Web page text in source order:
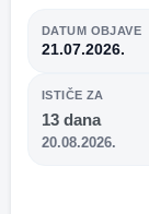
DATUM OBJAVE
21.07.2026.
ISTIČE ZA
13 dana
20.08.2026.